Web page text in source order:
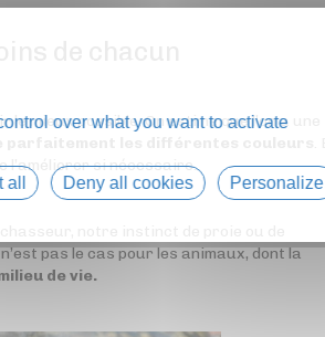
de chacun
mieux possible. On estime que l’on a une
parfaitement les différentes couleurs
l’améliorer si nécessaire.
notre instinct de proie ou de
pas le cas pour les animaux, dont la
de vie.
over what you want to activate
Deny all cookies Personalize